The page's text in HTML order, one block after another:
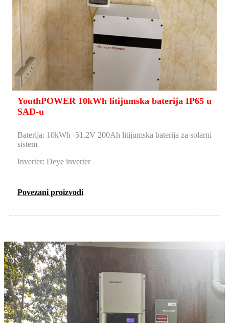
YouthPOWER 10kWh litijumska baterija IP65 u
SAD-u
Baterija: 10kWh -51.2V 200Ah litijumska baterija za solarni
sistem
Inverter: Deye inverter
Povezani proizvodi